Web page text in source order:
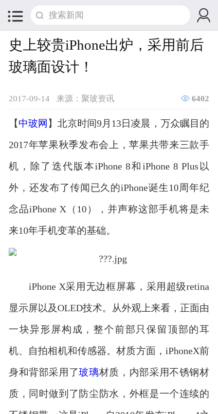
 
史上较贵iPhone出炉，采用前后
玻璃面设计！
2017-09-14 来源：聚玻资讯  6402
【 中玻网 】北京时间9月13日凌晨，万众瞩目的
2017年苹果秋季发布会上，苹果共带来三款手
机，除了迭代版本iPhone 8和iPhone 8 Plus以
外，还发布了传闻已久的iPhone诞生10周年纪
念品iPhone X（10），并声称这部手机将是未
来10年手机变革的基础。
iPhone X采用无边框屏幕，采用超级retina
显示屏以及OLED技术。从外观上来看，正面由
一块异形屏构成，整个前部只保留顶部的耳
机、自拍相机和传感器。材质方面，iPhoneX前
身和背部采用了玻璃材质，内部采用不锈钢材
质，同时做到了防尘防水，外框是一个连续的